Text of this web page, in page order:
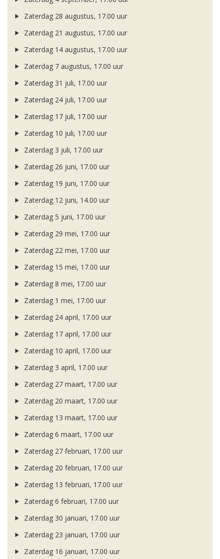
Zaterdag 28 augustus, 17.00 uur
Zaterdag 21 augustus, 17.00 uur
Zaterdag 14 augustus, 17.00 uur
Zaterdag 7 augustus, 17.00 uur
Zaterdag 31 juli, 17.00 uur
Zaterdag 24 juli, 17.00 uur
Zaterdag 17 juli, 17.00 uur
Zaterdag 10 juli, 17.00 uur
Zaterdag 3 juli, 17.00 uur
Zaterdag 26 juni, 17.00 uur
Zaterdag 19 juni, 17.00 uur
Zaterdag 12 juni, 14.00 uur
Zaterdag 5 juni, 17.00 uur
Zaterdag 29 mei, 17.00 uur
Zaterdag 22 mei, 17.00 uur
Zaterdag 15 mei, 17.00 uur
Zaterdag 8 mei, 17.00 uur
Zaterdag 1 mei, 17.00 uur
Zaterdag 24 april, 17.00 uur
Zaterdag 17 april, 17.00 uur
Zaterdag 10 april, 17.00 uur
Zaterdag 3 april, 17.00 uur
Zaterdag 27 maart, 17.00 uur
Zaterdag 20 maart, 17.00 uur
Zaterdag 13 maart, 17.00 uur
Zaterdag 6 maart, 17.00 uur
Zaterdag 27 februari, 17.00 uur
Zaterdag 20 februari, 17.00 uur
Zaterdag 13 februari, 17.00 uur
Zaterdag 6 februari, 17.00 uur
Zaterdag 30 januari, 17.00 uur
Zaterdag 23 januari, 17.00 uur
Zaterdag 16 januari, 17.00 uur